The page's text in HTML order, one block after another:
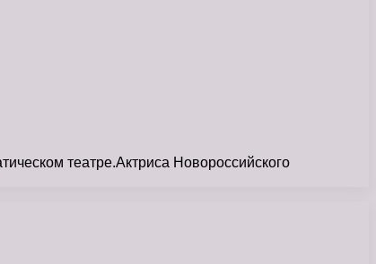
театре.Актриса Новороссийского